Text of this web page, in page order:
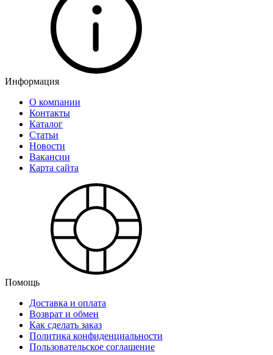
Информация
О компании
Контакты
Каталог
Статьи
Новости
Вакансии
Карта сайта
Помощь
Доставка и оплата
Возврат и обмен
Как сделать заказ
Политика конфиденциальности
Пользовательское соглашение